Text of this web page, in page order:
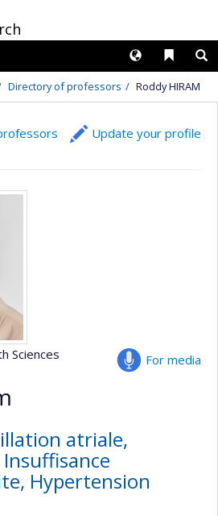
Liens
Langues
Directory of professors Roddy HIRAM
Update your profile
For media
Sciences
atriale,
Hypertension